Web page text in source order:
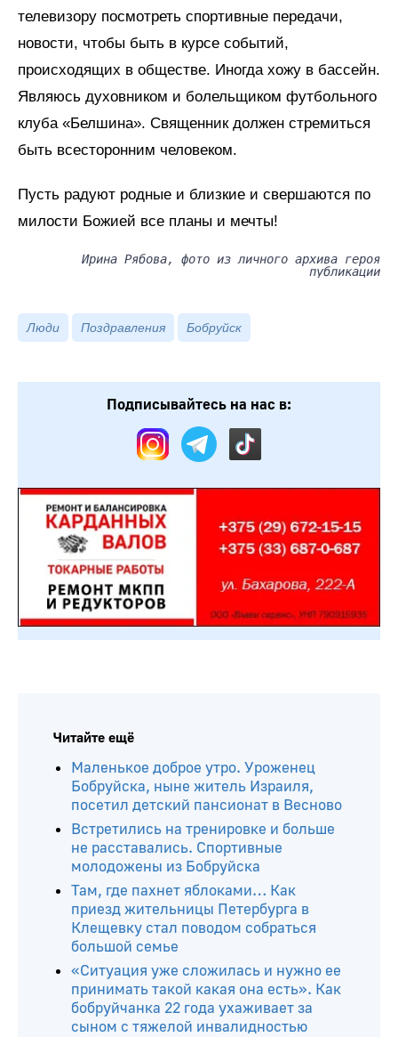
телевизору посмотреть спортивные передачи,
новости, чтобы быть в курсе событий,
происходящих в обществе. Иногда хожу в бассейн.
Являюсь духовником и болельщиком футбольного
клуба «Белшина». Священник должен стремиться
быть всесторонним человеком.
Пусть радуют родные и близкие и свершаются по
милости Божией все планы и мечты!
Ирина Рябова, фото из личного архива героя
публикации
Люди Поздравления Бобруйск
Подписывайтесь на нас в:
Читайте ещё
Маленькое доброе утро. Уроженец
Бобруйска, ныне житель Израиля,
посетил детский пансионат в Весново
Встретились на тренировке и больше
не расставались. Спортивные
молодожены из Бобруйска
Там, где пахнет яблоками… Как
приезд жительницы Петербурга в
Клещевку стал поводом собраться
большой семье
«Ситуация уже сложилась и нужно ее
принимать такой какая она есть». Как
бобруйчанка 22 года ухаживает за
сыном с тяжелой инвалидностью